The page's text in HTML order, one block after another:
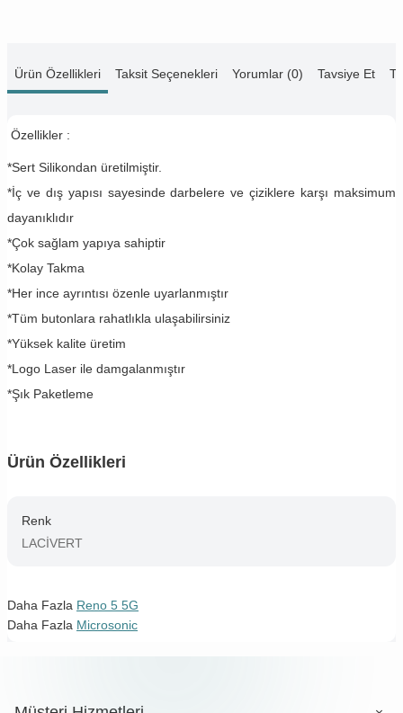
Ürün Özellikleri Taksit Seçenekleri Yorumlar (0) Tavsiye Et
Özellikler :
*Sert Silikondan üretilmiştir.
*İç ve dış yapısı sayesinde darbelere ve çiziklere karşı maksimum
dayanıklıdır
*Çok sağlam yapıya sahiptir
*Kolay Takma
*Her ince ayrıntısı özenle uyarlanmıştır
*Tüm butonlara rahatlıkla ulaşabilirsiniz
*Yüksek kalite üretim
*Logo Laser ile damgalanmıştır
*Şık Paketleme
Ürün Özellikleri
Renk
LACİVERT
Daha Fazla Reno 5 5G
Daha Fazla Microsonic